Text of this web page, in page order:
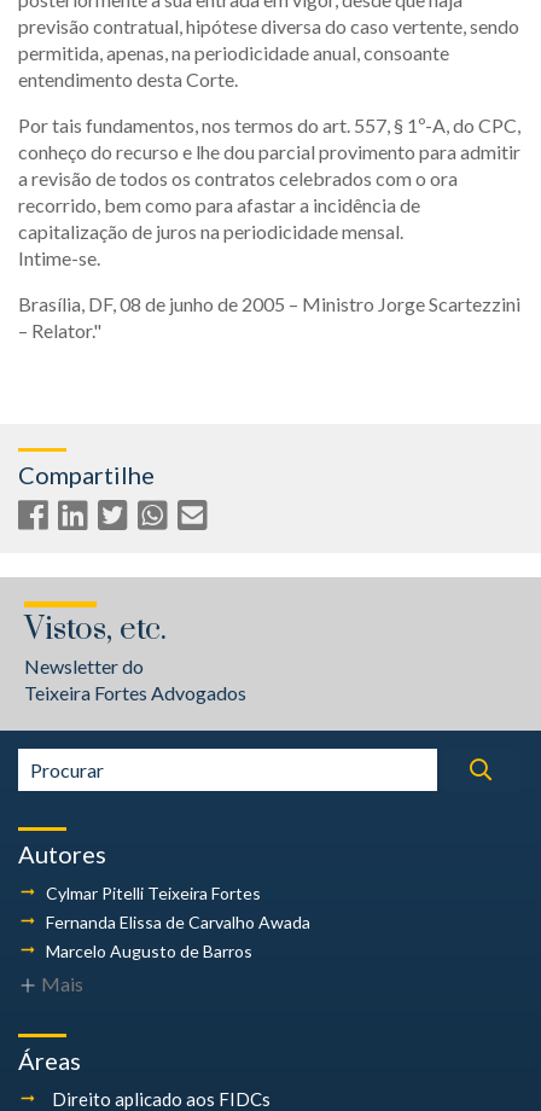
previsão contratual, hipótese diversa do caso vertente, sendo
permitida, apenas, na periodicidade anual, consoante
entendimento desta Corte.
Por tais fundamentos, nos termos do art. 557, § 1º-A, do CPC,
conheço do recurso e lhe dou parcial provimento para admitir
a revisão de todos os contratos celebrados com o ora
recorrido, bem como para afastar a incidência de
capitalização de juros na periodicidade mensal.
Intime-se.
Brasília, DF, 08 de junho de 2005 – Ministro Jorge Scartezzini
– Relator."
Compartilhe
Vistos, etc.
Newsletter do
Teixeira Fortes Advogados
Autores
Cylmar Pitelli Teixeira Fortes
Fernanda Elissa de Carvalho Awada
Marcelo Augusto de Barros
Mais
Áreas
Direito aplicado aos FIDCs